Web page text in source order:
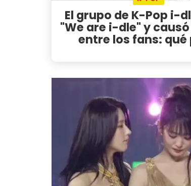
El grupo de K-Pop i-
"We are i-dle" y
entre los fans: qué